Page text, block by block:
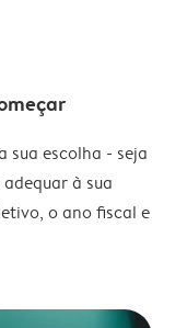
sua escolha - seja
à sua
o ano fiscal e